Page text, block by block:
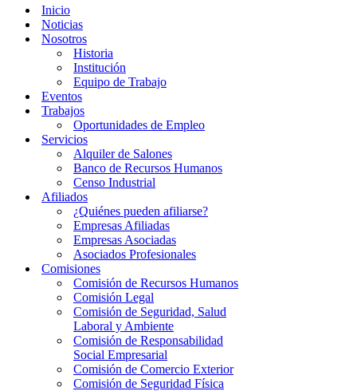
Inicio
Noticias
Nosotros
Historia
Institución
Equipo de Trabajo
Eventos
Trabajos
Oportunidades de Empleo
Servicios
Alquiler de Salones
Banco de Recursos Humanos
Censo Industrial
Afiliados
¿Quiénes pueden afiliarse?
Empresas Afiliadas
Empresas Asociadas
Asociados Profesionales
Comisiones
Comisión de Recursos Humanos
Comisión Legal
Comisión de Seguridad, Salud
Laboral y Ambiente
Comisión de Responsabilidad
Social Empresarial
Comisión de Comercio Exterior
Comisión de Seguridad Física